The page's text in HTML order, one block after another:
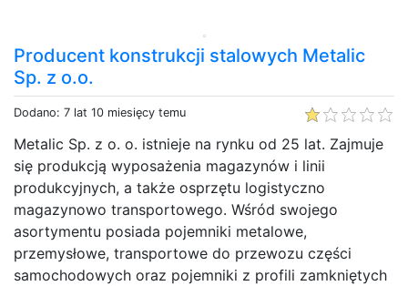
Producent konstrukcji stalowych Metalic
Sp. z o.o.
Dodano: 7 lat 10 miesięcy temu
Metalic Sp. z o. o. istnieje na rynku od 25 lat. Zajmuje
się produkcją wyposażenia magazynów i linii
produkcyjnych, a także osprzętu logistyczno
magazynowo transportowego. Wśród swojego
asortymentu posiada pojemniki metalowe,
przemysłowe, transportowe do przewozu części
samochodowych oraz pojemniki z profili zamkniętych